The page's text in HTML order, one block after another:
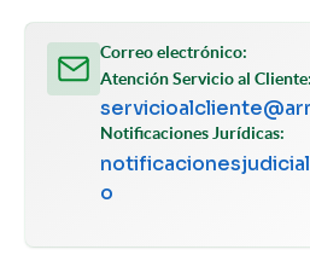
Correo electrónico:
Atención Servicio al Cliente:
Notificaciones Jurídicas:
o